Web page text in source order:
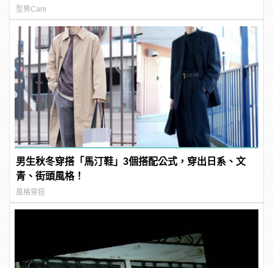
型男Care
男生秋冬穿搭「馬汀鞋」3個搭配公式，穿出日系、文
青、街頭風格！
風格穿搭